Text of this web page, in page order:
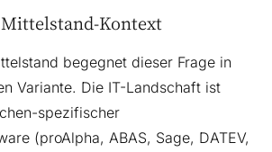
Kontext
begegnet dieser Frage in
Variante. Die IT-Landschaft ist
spezifischer
(proAlpha, ABAS, Sage, DATEV,